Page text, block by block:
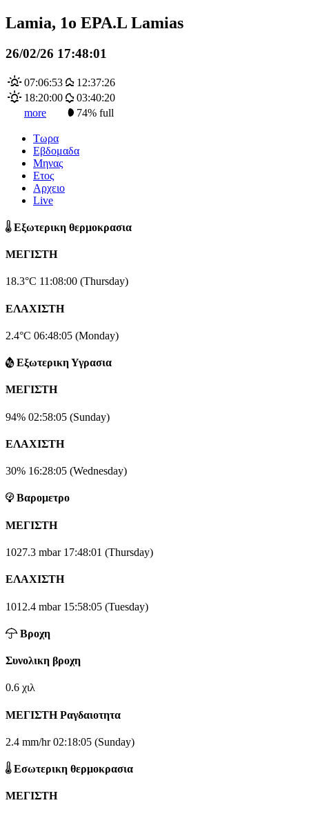
Lamia, 1o EPA.L Lamias
26/02/26 17:48:01
07:06:53
12:37:26
18:20:00
03:40:20
more
74% full
Τωρα
Εβδομαδα
Μηνας
Ετος
Αρχειο
Live
Εξωτερικη θερμοκρασια
ΜΕΓΙΣΤΗ
18.3°C 11:08:00 (Thursday)
ΕΛΑΧΙΣΤΗ
2.4°C 06:48:05 (Monday)
Eξωτερικη Υγρασια
ΜΕΓΙΣΤΗ
94% 02:58:05 (Sunday)
ΕΛΑΧΙΣΤΗ
30% 16:28:05 (Wednesday)
Βαρομετρο
ΜΕΓΙΣΤΗ
1027.3 mbar 17:48:01 (Thursday)
ΕΛΑΧΙΣΤΗ
1012.4 mbar 15:58:05 (Tuesday)
Βροχη
Συνολικη βροχη
0.6 χιλ
ΜΕΓΙΣΤΗ Ραγδαιοτητα
2.4 mm/hr 02:18:05 (Sunday)
Εσωτερικη θερμοκρασια
ΜΕΓΙΣΤΗ